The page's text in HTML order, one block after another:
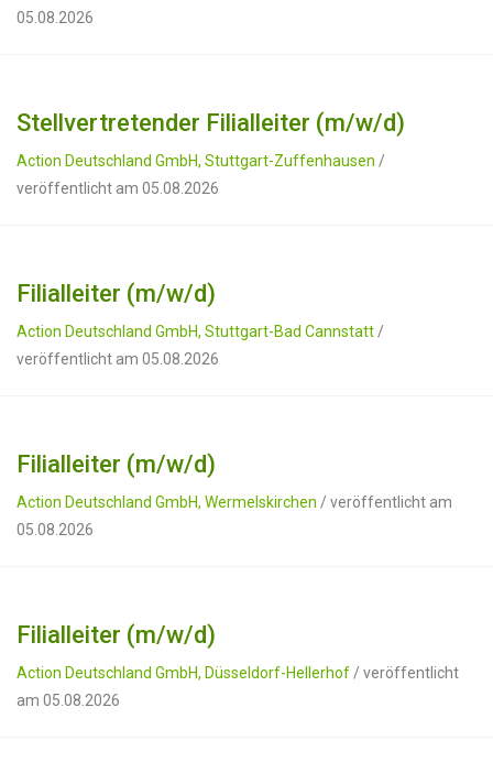
05.08.2026
Stellvertretender Filialleiter (m/w/d)
Action Deutschland GmbH, Stuttgart-Zuffenhausen /
veröffentlicht am 05.08.2026
Filialleiter (m/w/d)
Action Deutschland GmbH, Stuttgart-Bad Cannstatt /
veröffentlicht am 05.08.2026
Filialleiter (m/w/d)
Action Deutschland GmbH, Wermelskirchen / veröffentlicht am
05.08.2026
Filialleiter (m/w/d)
Action Deutschland GmbH, Düsseldorf-Hellerhof / veröffentlicht
am 05.08.2026